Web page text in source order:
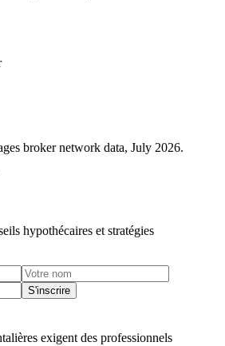
broker network data, July 2026.
hypothécaires et stratégies
S'inscrire
exigent des professionnels